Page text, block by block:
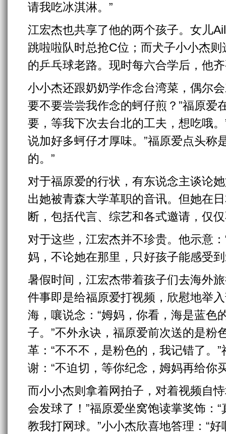
请我吃冰淇淋。”
江宏杰也共享了他的两个孩子。女儿
跳啦啦队时总抢C位；而犬子小小杰
的乒乓球老路。现时每六合学后，他
小小杰还跟奶奶学作念台湾菜，偶尔
要不要尝尝我作念的蚵仔煎？”福原爱
要，等我下次去台北的工夫，想吃哦
说加好多蚵仔才厚味。”福原爱点头称
的。”
对于福原爱的行状，有东说念主谈论
出她被青森大学革职的音讯。但她在
断，包括代言、综艺和各式邀请，仅
对于这些，江宏杰并不珍贵。他示意
妈，不论她在那里，只好孩子能感受
暑假时间，江宏杰带着孩子们去海外
件事即是给福原爱打视频，欣慰地举
海，嚷说念：“姆妈，你看，海是蓝色
子。”不外永诀，福原爱前次送的是粉
革：“不不不，是粉色的，我记错了。
谢：“不迫切，等你纪念，姆妈再给你
而小小杰则拿着网拍子，对着视频自
会发球了！”福原爱坐窝饱读掌奖饰：
教我打网球。”小小杰欣喜地答理：“